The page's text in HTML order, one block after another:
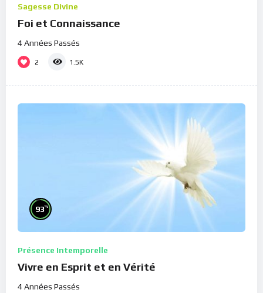
Sagesse Divine
Foi et Connaissance
4 Années Passés
2 1.5K
93%
Présence Intemporelle
Vivre en Esprit et en Vérité
4 Années Passés